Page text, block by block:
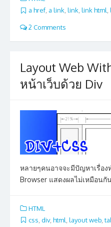
a href, a link, link, link html,
2 Comments
Layout Web
หน้าเว็บด้วย Div
หลายๆคนอาจจะมีปัญหาเรื่อ
Browser แสดงผลไม่เหมือนกั
HTML
css div, html layout web ,